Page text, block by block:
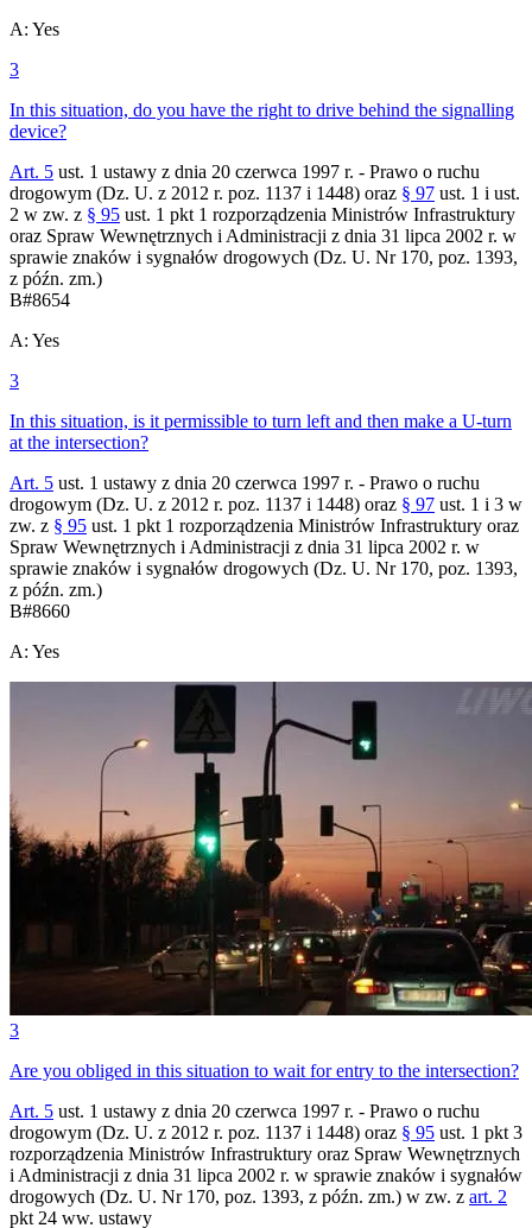
A: Yes
3
In this situation, do you have the right to drive behind the signalling
device?
Art. 5 ust. 1 ustawy z dnia 20 czerwca 1997 r. - Prawo o ruchu
drogowym (Dz. U. z 2012 r. poz. 1137 i 1448) oraz § 97 ust. 1 i ust.
2 w zw. z § 95 ust. 1 pkt 1 rozporządzenia Ministrów Infrastruktury
oraz Spraw Wewnętrznych i Administracji z dnia 31 lipca 2002 r. w
sprawie znaków i sygnałów drogowych (Dz. U. Nr 170, poz. 1393,
z późn. zm.)
B#8654
A: Yes
3
In this situation, is it permissible to turn left and then make a U-turn
at the intersection?
Art. 5 ust. 1 ustawy z dnia 20 czerwca 1997 r. - Prawo o ruchu
drogowym (Dz. U. z 2012 r. poz. 1137 i 1448) oraz § 97 ust. 1 i 3 w
zw. z § 95 ust. 1 pkt 1 rozporządzenia Ministrów Infrastruktury oraz
Spraw Wewnętrznych i Administracji z dnia 31 lipca 2002 r. w
sprawie znaków i sygnałów drogowych (Dz. U. Nr 170, poz. 1393,
z późn. zm.)
B#8660
A: Yes
3
Are you obliged in this situation to wait for entry to the intersection?
Art. 5 ust. 1 ustawy z dnia 20 czerwca 1997 r. - Prawo o ruchu
drogowym (Dz. U. z 2012 r. poz. 1137 i 1448) oraz § 95 ust. 1 pkt 3
rozporządzenia Ministrów Infrastruktury oraz Spraw Wewnętrznych
i Administracji z dnia 31 lipca 2002 r. w sprawie znaków i sygnałów
drogowych (Dz. U. Nr 170, poz. 1393, z późn. zm.) w zw. z art. 2
pkt 24 ww. ustawy